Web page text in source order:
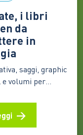
i libri
da
in
saggi, graphic
e volumi per
diverse
crisi ecologica e
tra